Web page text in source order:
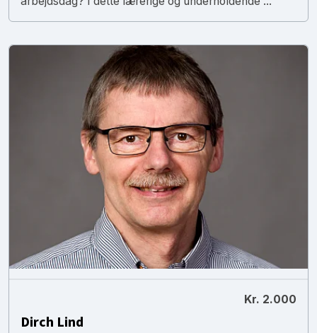
Kr. 2.000
Dirch Lind